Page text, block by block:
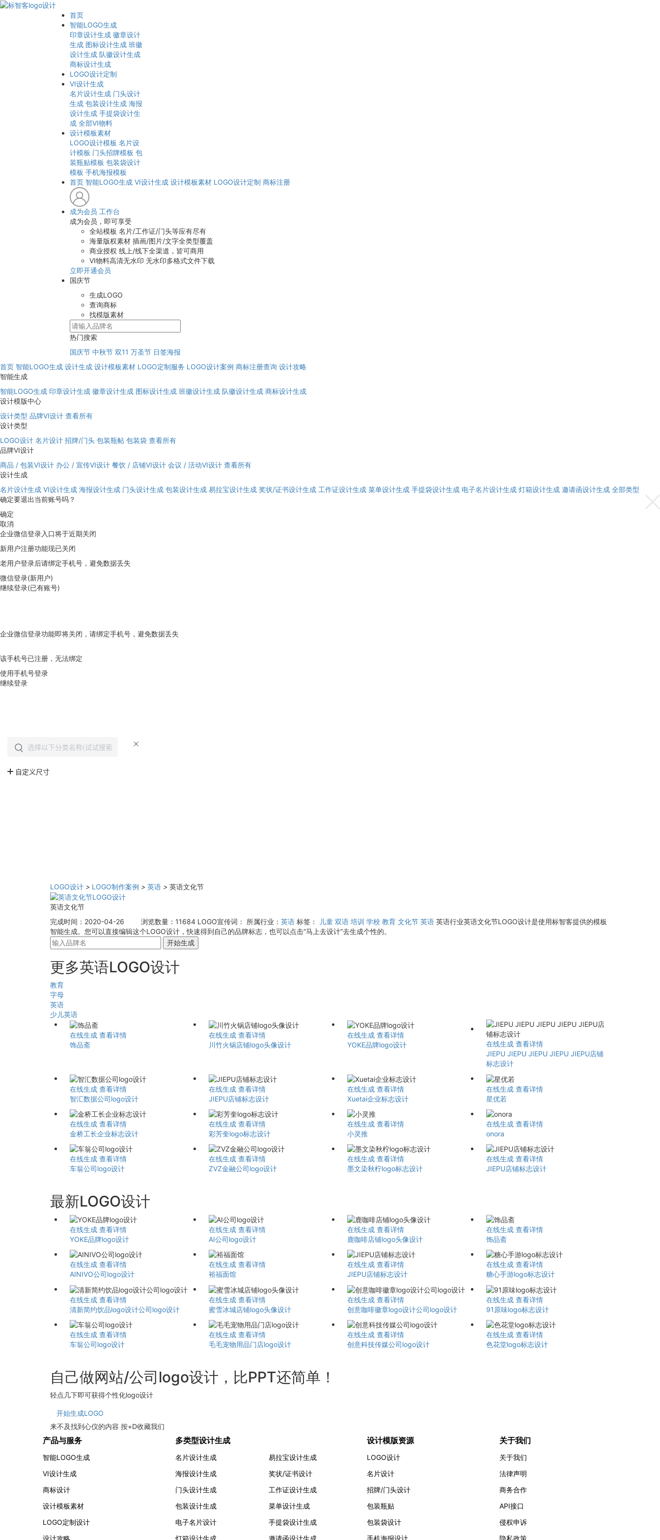
首页
智能LOGO生成
印章设计生成 徽章设计
生成 图标设计生成 班徽
设计生成 队徽设计生成
商标设计生成
LOGO设计定制
VI设计生成
名片设计生成 门头设计
生成 包装设计生成 海报
设计生成 手提袋设计生
成 全部VI物料
设计模板素材
LOGO设计模板 名片设
计模板 门头招牌模板 包
装瓶贴模板 包装袋设计
模板 手机海报模板
首页 智能LOGO生成 VI设计生成 设计模板素材 LOGO设计定制 商标注册
成为会员 工作台
成为会员，即可享受
全站模板 名片/工作证/门头等应有尽有
海量版权素材 插画/图片/文字全类型覆盖
商业授权 线上/线下全渠道，皆可商用
VI物料高清无水印 无水印多格式文件下载
立即开通会员
国庆节
生成LOGO
查询商标
找模版素材
热门搜索
国庆节 中秋节 双11 万圣节 日签海报
首页 智能LOGO生成 设计生成 设计模板素材 LOGO定制服务 LOGO设计案例 商标注册查询 设计攻略
智能生成
智能LOGO生成 印章设计生成 徽章设计生成 图标设计生成 班徽设计生成 队徽设计生成 商标设计生成
设计模版中心
设计类型 品牌VI设计 查看所有
设计类型
LOGO设计 名片设计 招牌/门头 包装瓶帖 包装袋 查看所有
品牌VI设计
商品 / 包装VI设计 办公 / 宣传VI设计 餐饮 / 店铺VI设计 会议 / 活动VI设计 查看所有
设计生成
名片设计生成 VI设计生成 海报设计生成 门头设计生成 包装设计生成 易拉宝设计生成 奖状/证书设计生成 工作证设计生成 菜单设计生成 手提袋设计生成 电子名片设计生成 灯箱设计生成 邀请函设计生成 全部类型
确定要退出当前账号吗？
确定
取消
企业微信登录入口将于近期关闭
新用户注册功能现已关闭
老用户登录后请绑定手机号，避免数据丢失
微信登录(新用户)
继续登录(已有账号)
企业微信登录功能即将关闭，请绑定手机号，避免数据丢失
该手机号已注册，无法绑定
使用手机号登录
继续登录
LOGO设计 > LOGO制作案例 > 英语 > 英语文化节
英语文化节
完成时间：2020-04-26
浏览数量：11684 LOGO宣传词： 所属行业： 英语 标签： 儿童 双语 培训 学校 教育 文化节 英语 英语行业英语文化节LOGO设计是使用标智客提供的模板
智能生成。您可以直接编辑这个LOGO设计，快速得到自己的品牌标志，也可以点击“马上去设计”去生成个性的。
开始生成
更多英语LOGO设计
教育
字母
英语
少儿英语
在线生成 查看详情
饰品斋
在线生成 查看详情
川竹火锅店铺logo头像设计
在线生成 查看详情
YOKE品牌logo设计
在线生成 查看详情
JIEPU JIEPU JIEPU JIEPU JIEPU店铺
标志设计
在线生成 查看详情
智汇数据公司logo设计
在线生成 查看详情
JIEPU店铺标志设计
在线生成 查看详情
Xuetai企业标志设计
在线生成 查看详情
星优若
在线生成 查看详情
金桥工长企业标志设计
在线生成 查看详情
彩芳奎logo标志设计
在线生成 查看详情
小灵推
在线生成 查看详情
onora
在线生成 查看详情
车翁公司logo设计
在线生成 查看详情
ZVZ金融公司logo设计
在线生成 查看详情
墨文染秋柠logo标志设计
在线生成 查看详情
JIEPU店铺标志设计
最新LOGO设计
在线生成 查看详情
YOKE品牌logo设计
在线生成 查看详情
AI公司logo设计
在线生成 查看详情
鹿咖啡店铺logo头像设计
在线生成 查看详情
饰品斋
在线生成 查看详情
AINIVO公司logo设计
在线生成 查看详情
裕福面馆
在线生成 查看详情
JIEPU店铺标志设计
在线生成 查看详情
糖心手游logo标志设计
在线生成 查看详情
清新简约饮品logo设计公司logo设计
在线生成 查看详情
蜜雪冰城店铺logo头像设计
在线生成 查看详情
创意咖啡徽章logo设计公司logo设计
在线生成 查看详情
91原味logo标志设计
在线生成 查看详情
车翁公司logo设计
在线生成 查看详情
毛毛宠物用品门店logo设计
在线生成 查看详情
创意科技传媒公司logo设计
在线生成 查看详情
色花堂logo标志设计
自己做网站/公司logo设计，比PPT还简单！
轻点几下即可获得个性化logo设计
开始生成LOGO
来不及找到心仪的内容 按+D收藏我们
产品与服务
智能LOGO生成
VI设计生成
商标设计
设计模板素材
LOGO定制设计
设计攻略
多类型设计生成
名片设计生成
海报设计生成
门头设计生成
包装设计生成
电子名片设计
灯箱设计生成
易拉宝设计生成
奖状/证书设计
工作证设计生成
菜单设计生成
手提袋设计生成
邀请函设计生成
设计模版资源
LOGO设计
名片设计
招牌/门头设计
包装瓶贴
包装袋设计
手机海报设计
关于我们
关于我们
法律声明
商务合作
API接口
侵权申诉
隐私政策